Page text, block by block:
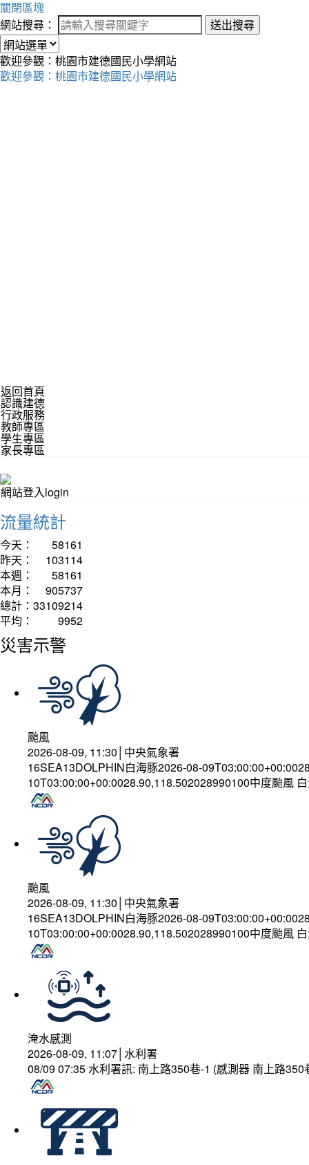
關閉區塊
網站搜尋：
送出搜尋
歡迎參觀：桃園市建德國民小學網站
歡迎參觀：桃園市建德國民小學網站
返回首頁
認識建德
行政服務
教師專區
學生專區
家長專區
網站登入login
流量統計
今天：
58161
昨天：
103114
本週：
58161
本月：
905737
總計： 33109214
平均：
9952
災害示警
颱風
2026-08-09, 11:30│中央氣象署
16SEA13DOLPHIN白海豚2026-08-
10T03:00:00+00:0028.90,118.502028990100中度颱風
颱風
2026-08-09, 11:30│中央氣象署
16SEA13DOLPHIN白海豚2026-08-
10T03:00:00+00:0028.90,118.502028990100中度颱風
淹水感測
2026-08-09, 11:07│水利署
08/09 07:35 水利署訊: 南上路350巷-1 (感測器 南上路